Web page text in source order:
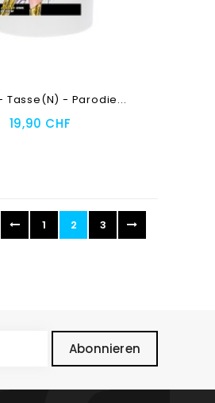
Tasse(n) - Parodie...
19,90 CHF
1 2 3